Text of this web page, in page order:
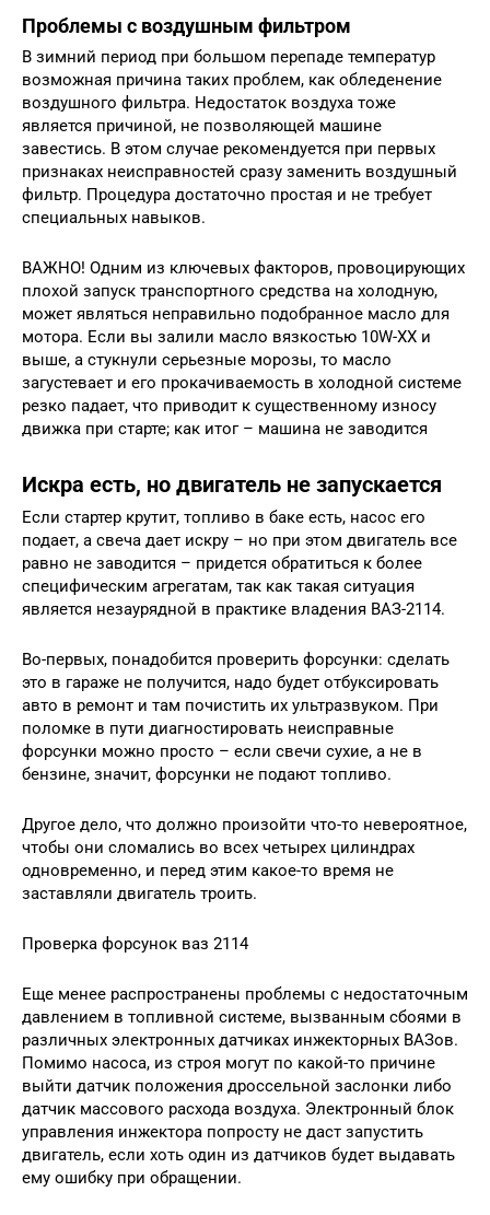
Проблемы с воздушным фильтром
В зимний период при большом перепаде температур
возможная причина таких проблем, как обледенение
воздушного фильтра. Недостаток воздуха тоже
является причиной, не позволяющей машине
завестись. В этом случае рекомендуется при первых
признаках неисправностей сразу заменить воздушный
фильтр. Процедура достаточно простая и не требует
специальных навыков.
ВАЖНО! Одним из ключевых факторов, провоцирующих
плохой запуск транспортного средства на холодную,
может являться неправильно подобранное масло для
мотора. Если вы залили масло вязкостью 10W-ХХ и
выше, а стукнули серьезные морозы, то масло
загустевает и его прокачиваемость в холодной системе
резко падает, что приводит к существенному износу
движка при старте; как итог – машина не заводится
Искра есть, но двигатель не запускается
Если стартер крутит, топливо в баке есть, насос его
подает, а свеча дает искру – но при этом двигатель все
равно не заводится – придется обратиться к более
специфическим агрегатам, так как такая ситуация
является незаурядной в практике владения ВАЗ-2114.
Во-первых, понадобится проверить форсунки: сделать
это в гараже не получится, надо будет отбуксировать
авто в ремонт и там почистить их ультразвуком. При
поломке в пути диагностировать неисправные
форсунки можно просто – если свечи сухие, а не в
бензине, значит, форсунки не подают топливо.
Другое дело, что должно произойти что-то невероятное,
чтобы они сломались во всех четырех цилиндрах
одновременно, и перед этим какое-то время не
заставляли двигатель троить.
Проверка форсунок ваз 2114
Еще менее распространены проблемы с недостаточным
давлением в топливной системе, вызванным сбоями в
различных электронных датчиках инжекторных ВАЗов.
Помимо насоса, из строя могут по какой-то причине
выйти датчик положения дроссельной заслонки либо
датчик массового расхода воздуха. Электронный блок
управления инжектора попросту не даст запустить
двигатель, если хоть один из датчиков будет выдавать
ему ошибку при обращении.